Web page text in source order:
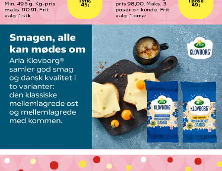
45,-
Min. 495 g. Kg-pris
maks. 90,91. Frit
valg. 1 stk.
49,-
pris 98,00. Maks. 3
poser pr. kunde. Frit
valg. 1 pose